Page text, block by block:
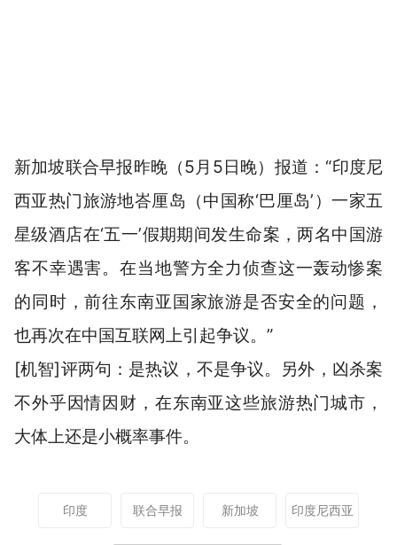
新加坡联合早报昨晚（5月5日晚）报道：“印度尼
西亚热门旅游地峇厘岛（中国称‘巴厘岛’）一家五
星级酒店在‘五一’假期期间发生命案，两名中国游
客不幸遇害。在当地警方全力侦查这一轰动惨案
的同时，前往东南亚国家旅游是否安全的问题，
也再次在中国互联网上引起争议。”
[机智]评两句：是热议，不是争议。另外，凶杀案
不外乎因情因财，在东南亚这些旅游热门城市，
大体上还是小概率事件。
印度 联合早报 新加坡 印度尼西亚